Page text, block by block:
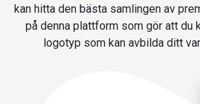
kan hitta den bästa samlingen av
på denna plattform som gör att du
logotyp som kan avbilda ditt